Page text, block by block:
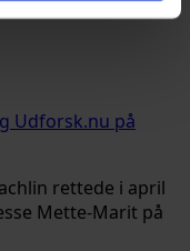
Udforsk.nu på
rettede i april
Mette-Marit på